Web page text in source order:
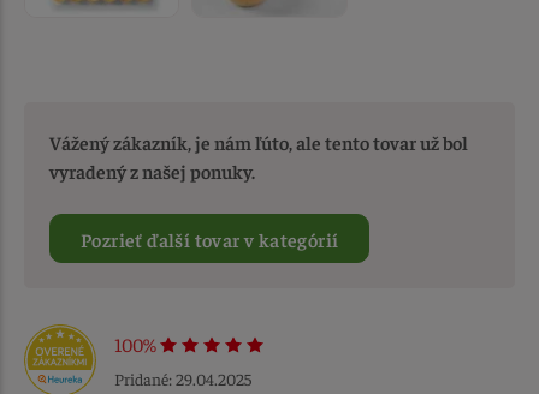
Vážený zákazník, je nám ľúto, ale tento tovar už bol
vyradený z našej ponuky.
Pozrieť ďalší tovar v kategórií
100%
Pridané: 29.04.2025